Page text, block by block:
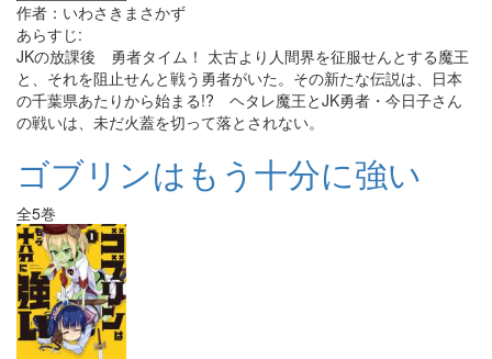
作者：いわさきまさかず
あらすじ:
JKの放課後 勇者タイム！ 太古より人間界を征服せんとする魔王
と、それを阻止せんと戦う勇者がいた。その新たな伝説は、日本
の千葉県あたりから始まる!? ヘタレ魔王とJK勇者・今日子さん
の戦いは、未だ火蓋を切って落とされない。
ゴブリンはもう十分に強い
全5巻